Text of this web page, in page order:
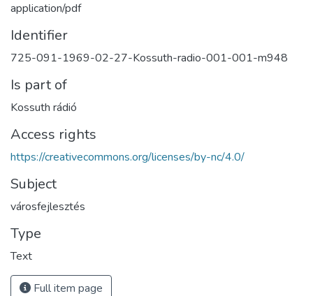
application/pdf
Identifier
725-091-1969-02-27-Kossuth-radio-001-001-m948
Is part of
Kossuth rádió
Access rights
https://creativecommons.org/licenses/by-nc/4.0/
Subject
városfejlesztés
Type
Text
Full item page